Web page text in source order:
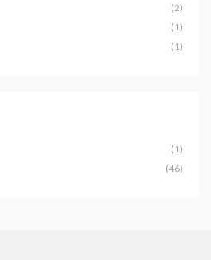
(2)
(1)
(1)
(1)
(46)